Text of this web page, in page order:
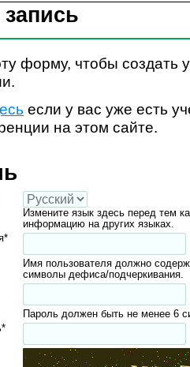
форму, чтобы создать
если у вас уже есть
на этом сайте.
Измените язык здесь перед тем
информацию на других языках.
Имя пользователя должно
символы дефиса/подчеркивания.
Пароль должен быть не менее 6